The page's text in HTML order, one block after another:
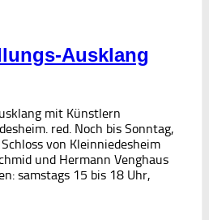
Ausklang
mit Künstlern
red. Noch bis Sonntag,
von Kleinniedesheim
und Hermann Venghaus
samstags 15 bis 18 Uhr,